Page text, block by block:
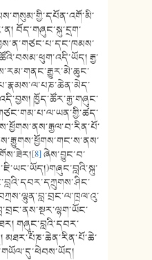
བོད་གཞུང་སྐུ་དྲག་
རྒྱ་
ཁྱོད་ཚོར་རྒྱ་གཞུང་
[8]ཞེས་བྱུང་བ་
གཞུང་བླའི་དབར་